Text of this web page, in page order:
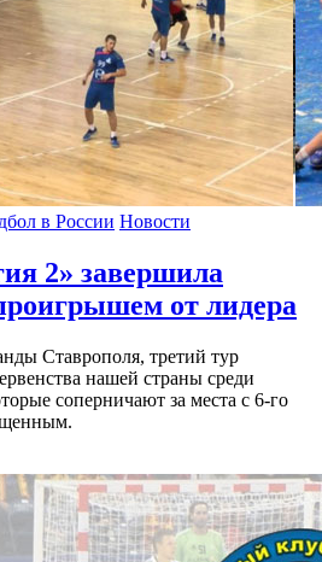
в России Новости
2» завершила
от лидера
Ставрополя, третий тур
нашей страны среди
соперничают за места с 6-го